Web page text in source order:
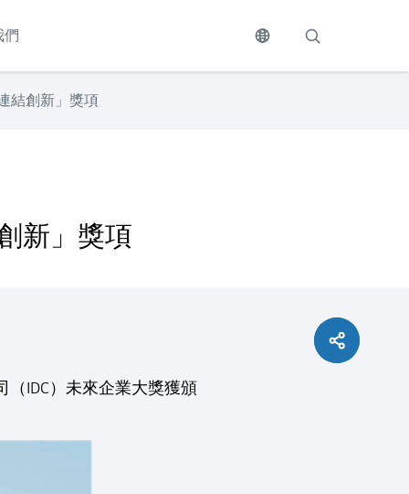
們
結創新」獎項
新」獎項
（IDC）未來企業大獎獲頒